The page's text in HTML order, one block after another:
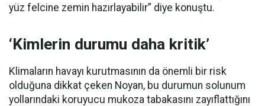
yüz felcine zemin hazırlayabilir” diye konuştu.
‘Kimlerin durumu daha kritik’
Klimaların havayı kurutmasının da önemli bir risk
olduğuna dikkat çeken Noyan, bu durumun solunum
yollarındaki koruyucu mukoza tabakasını zayıflattığını